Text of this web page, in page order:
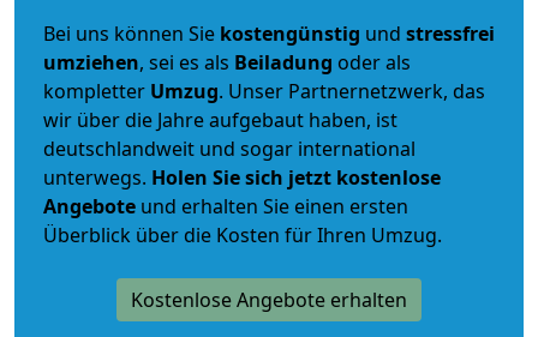
Bei uns können Sie kostengünstig und stressfrei
umziehen, sei es als Beiladung oder als
kompletter Umzug. Unser Partnernetzwerk, das
wir über die Jahre aufgebaut haben, ist
deutschlandweit und sogar international
unterwegs. Holen Sie sich jetzt kostenlose
Angebote und erhalten Sie einen ersten
Überblick über die Kosten für Ihren Umzug.
Kostenlose Angebote erhalten